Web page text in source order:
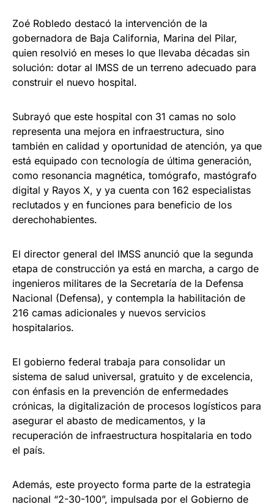
Zoé Robledo destacó la intervención de la
gobernadora de Baja California, Marina del Pilar,
quien resolvió en meses lo que llevaba décadas sin
solución: dotar al IMSS de un terreno adecuado para
construir el nuevo hospital.
Subrayó que este hospital con 31 camas no solo
representa una mejora en infraestructura, sino
también en calidad y oportunidad de atención, ya que
está equipado con tecnología de última generación,
como resonancia magnética, tomógrafo, mastógrafo
digital y Rayos X, y ya cuenta con 162 especialistas
reclutados y en funciones para beneficio de los
derechohabientes.
El director general del IMSS anunció que la segunda
etapa de construcción ya está en marcha, a cargo de
ingenieros militares de la Secretaría de la Defensa
Nacional (Defensa), y contempla la habilitación de
216 camas adicionales y nuevos servicios
hospitalarios.
El gobierno federal trabaja para consolidar un
sistema de salud universal, gratuito y de excelencia,
con énfasis en la prevención de enfermedades
crónicas, la digitalización de procesos logísticos para
asegurar el abasto de medicamentos, y la
recuperación de infraestructura hospitalaria en todo
el país.
Además, este proyecto forma parte de la estrategia
nacional “2-30-100”, impulsada por el Gobierno de